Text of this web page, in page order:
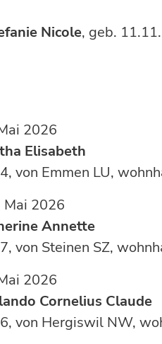
Nicole, geb.
08. Mai
Elisabeth
von Emmen LU,
12. Mai
Annette
von Steinen SZ,
15. Mai 2026
Cornelius Claude
von Hergiswil NW,